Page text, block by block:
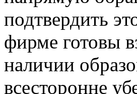
подтвердить
фирме готовы
наличии
всесторонне